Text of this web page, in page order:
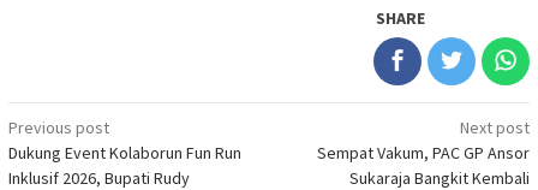
SHARE
Post
navigation
Previous post
Dukung Event Kolaborun Fun Run
Inklusif 2026, Bupati Rudy
Next post
Sempat Vakum, PAC GP Ansor
Sukaraja Bangkit Kembali